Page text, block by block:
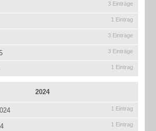
3 Einträge
1 Eintrag
3 Einträge
3 Einträge
1 Eintrag
2024
1 Eintrag
1 Eintrag